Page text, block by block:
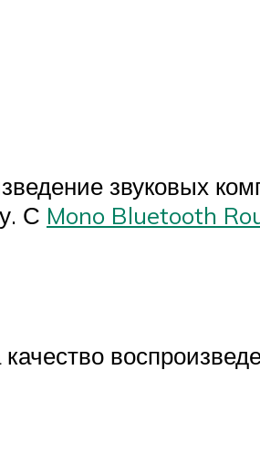
звуковых
С Mono Bluetooth